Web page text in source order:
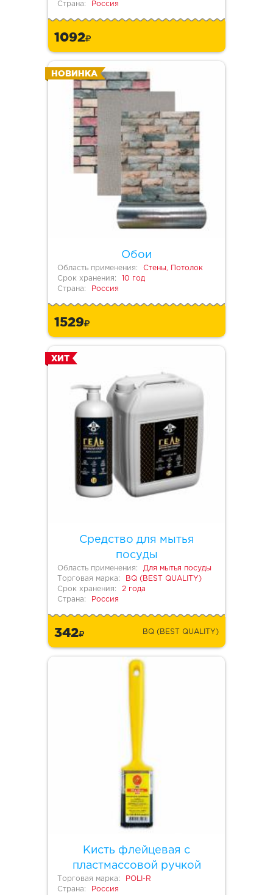
Страна:
Россия
1092
Обои
НОВИНКА
Область применения:
Стены, Потолок
Срок хранения:
10 год
Страна:
Россия
1529
Средство для мытья
посуды
ХИТ
Область применения:
Для мытья посуды
Торговая марка:
BQ (BEST QUALITY)
Срок хранения:
2 года
Страна:
Россия
342 BQ (BEST QUALITY)
Кисть флейцевая с
пластмассовой ручкой
Торговая марка:
POLI-R
Страна:
Россия